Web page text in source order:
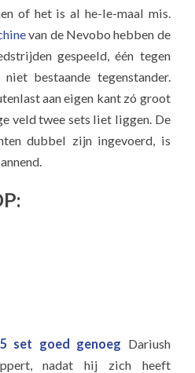
of het is al he-le-maal mis.
van de Nevobo hebben de
gespeeld, één tegen
bestaande tegenstander.
aan eigen kant zó groot
veld twee sets liet liggen. De
dubbel zijn ingevoerd, is
set goed genoeg Dariush
nadat hij zich heeft